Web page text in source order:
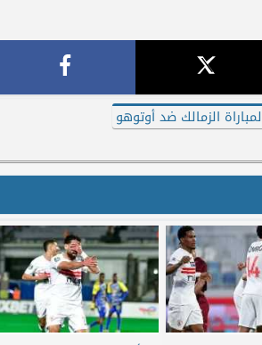
الزمالك ضد أوتوهو